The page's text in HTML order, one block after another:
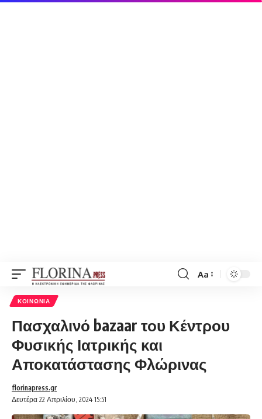
Font
Aa
ΚΟΙΝΩΝΊΑ
Πασχαλινό bazaar του Κέντρου
Φυσικής Ιατρικής και
Αποκατάστασης Φλώρινας
Δευτέρα 22 Απριλίου, 2024 15:51
florinapress.gr